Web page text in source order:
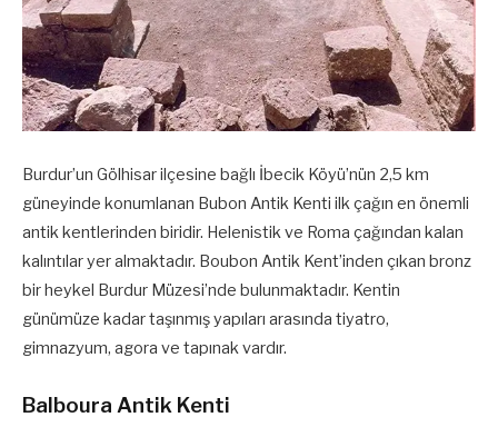
Burdur’un Gölhisar ilçesine bağlı İbecik Köyü’nün 2,5 km
güneyinde konumlanan Bubon Antik Kenti ilk çağın en önemli
antik kentlerinden biridir. Helenistik ve Roma çağından kalan
kalıntılar yer almaktadır. Boubon Antik Kent’inden çıkan bronz
bir heykel Burdur Müzesi’nde bulunmaktadır. Kentin
günümüze kadar taşınmış yapıları arasında tiyatro,
gimnazyum, agora ve tapınak vardır.
Balboura Antik Kenti